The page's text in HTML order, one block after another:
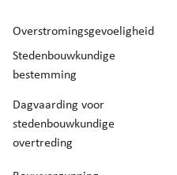
Overstromingsgevoeligheid
Stedenbouwkundige
bestemming
Dagvaarding voor
stedenbouwkundige
overtreding